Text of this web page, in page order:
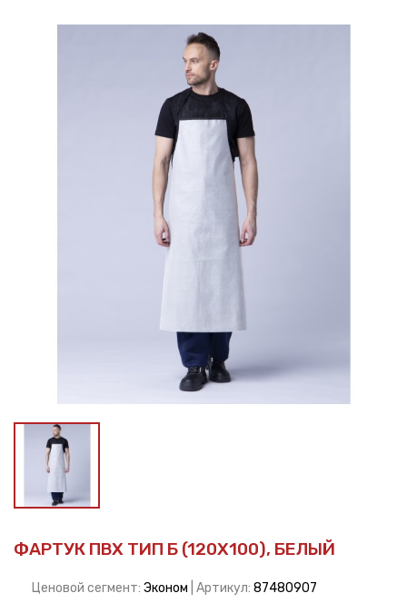
ФАРТУК ПВХ ТИП Б (120Х100), БЕЛЫЙ
Ценовой сегмент: Эконом | Артикул: 87480907